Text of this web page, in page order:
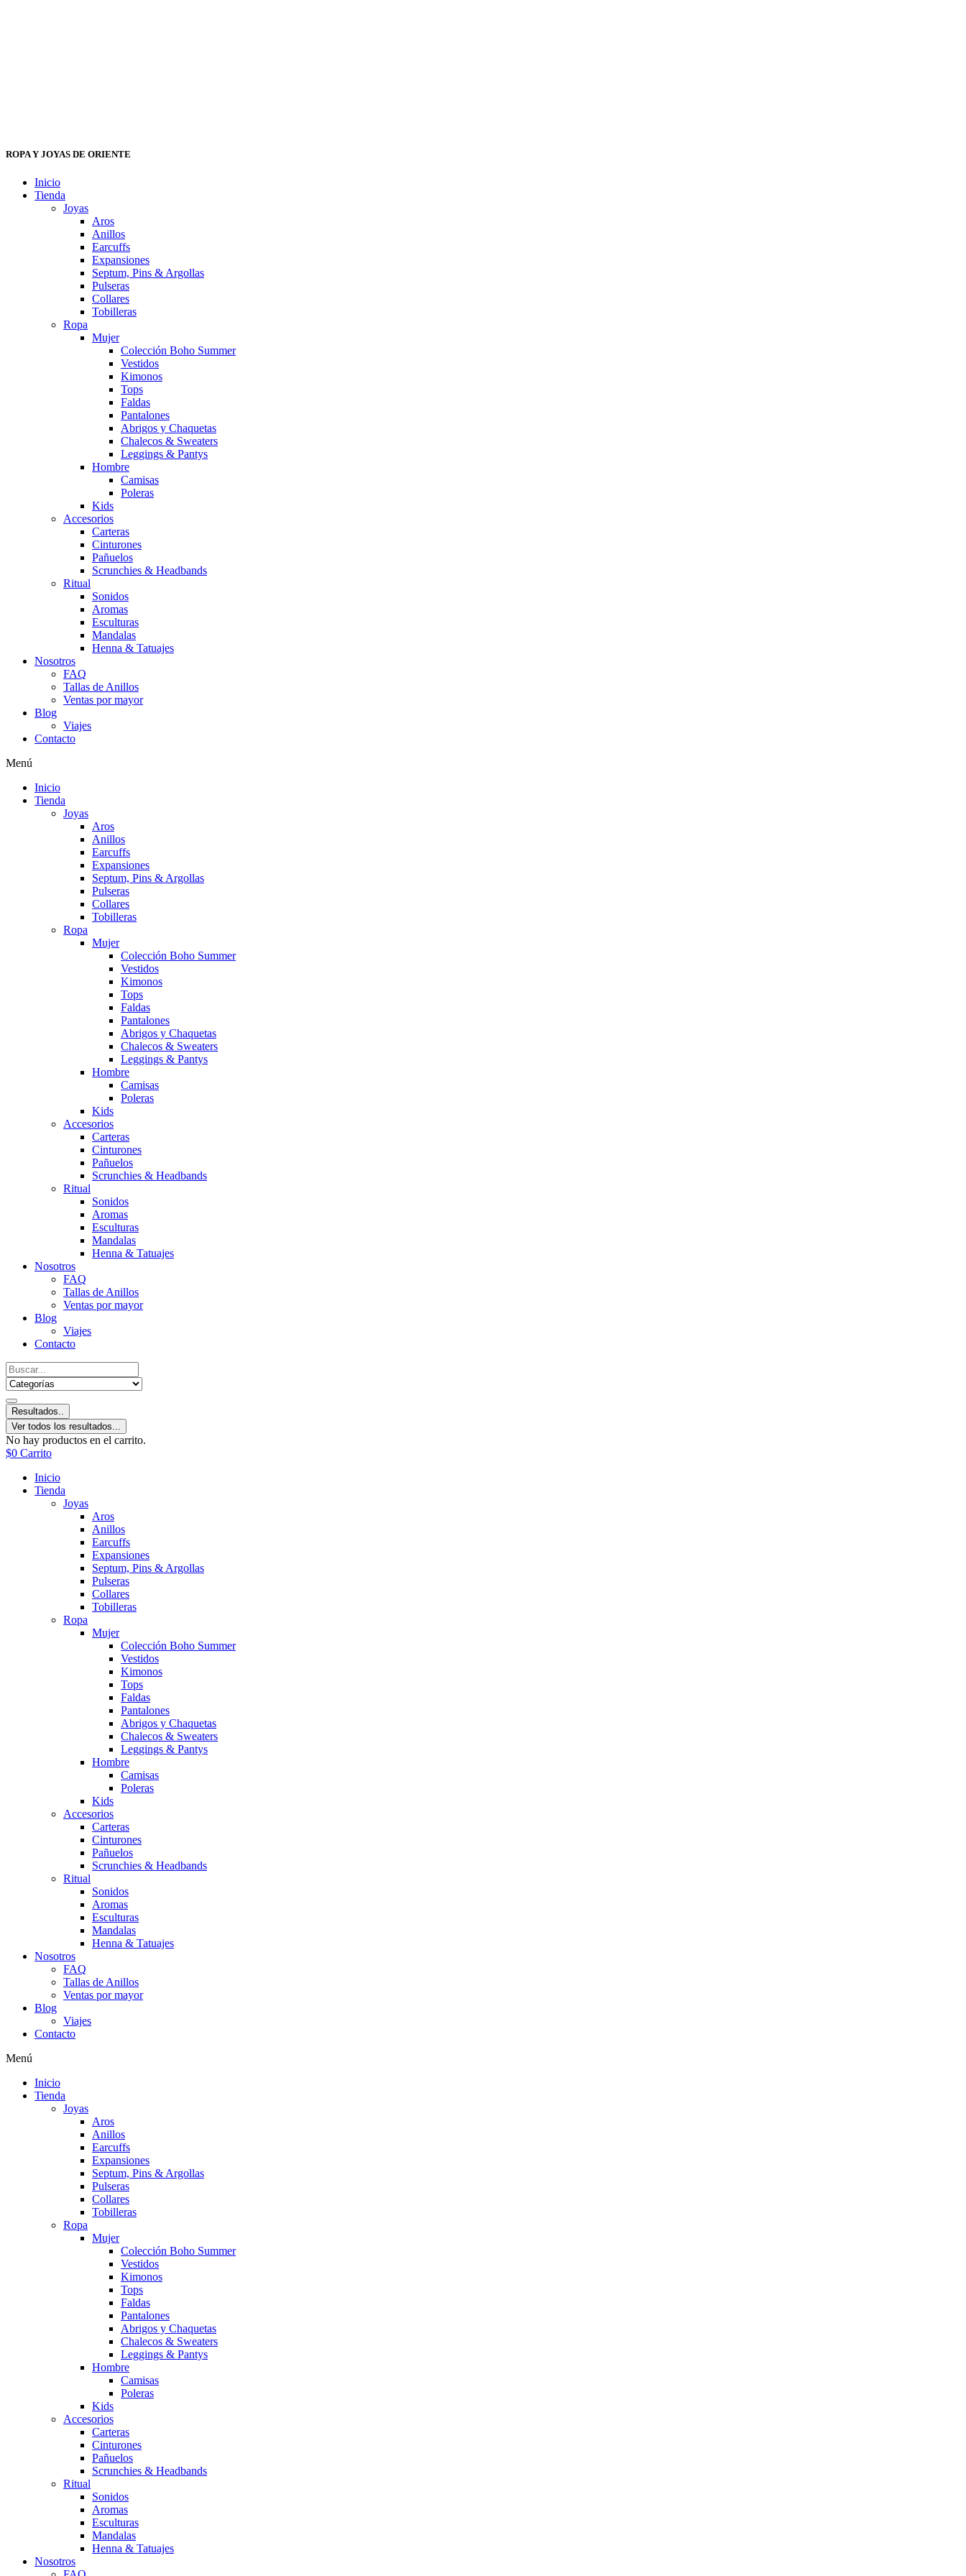
ROPA Y JOYAS DE ORIENTE
Inicio
Tienda
Joyas
Aros
Anillos
Earcuffs
Expansiones
Septum, Pins & Argollas
Pulseras
Collares
Tobilleras
Ropa
Mujer
Colección Boho Summer
Vestidos
Kimonos
Tops
Faldas
Pantalones
Abrigos y Chaquetas
Chalecos & Sweaters
Leggings & Pantys
Hombre
Camisas
Poleras
Kids
Accesorios
Carteras
Cinturones
Pañuelos
Scrunchies & Headbands
Ritual
Sonidos
Aromas
Esculturas
Mandalas
Henna & Tatuajes
Nosotros
FAQ
Tallas de Anillos
Ventas por mayor
Blog
Viajes
Contacto
Menú
Inicio
Tienda
Joyas
Aros
Anillos
Earcuffs
Expansiones
Septum, Pins & Argollas
Pulseras
Collares
Tobilleras
Ropa
Mujer
Colección Boho Summer
Vestidos
Kimonos
Tops
Faldas
Pantalones
Abrigos y Chaquetas
Chalecos & Sweaters
Leggings & Pantys
Hombre
Camisas
Poleras
Kids
Accesorios
Carteras
Cinturones
Pañuelos
Scrunchies & Headbands
Ritual
Sonidos
Aromas
Esculturas
Mandalas
Henna & Tatuajes
Nosotros
FAQ
Tallas de Anillos
Ventas por mayor
Blog
Viajes
Contacto
Resultados..
Ver todos los resultados...
No hay productos en el carrito.
$0 Carrito
Inicio
Tienda
Joyas
Aros
Anillos
Earcuffs
Expansiones
Septum, Pins & Argollas
Pulseras
Collares
Tobilleras
Ropa
Mujer
Colección Boho Summer
Vestidos
Kimonos
Tops
Faldas
Pantalones
Abrigos y Chaquetas
Chalecos & Sweaters
Leggings & Pantys
Hombre
Camisas
Poleras
Kids
Accesorios
Carteras
Cinturones
Pañuelos
Scrunchies & Headbands
Ritual
Sonidos
Aromas
Esculturas
Mandalas
Henna & Tatuajes
Nosotros
FAQ
Tallas de Anillos
Ventas por mayor
Blog
Viajes
Contacto
Menú
Inicio
Tienda
Joyas
Aros
Anillos
Earcuffs
Expansiones
Septum, Pins & Argollas
Pulseras
Collares
Tobilleras
Ropa
Mujer
Colección Boho Summer
Vestidos
Kimonos
Tops
Faldas
Pantalones
Abrigos y Chaquetas
Chalecos & Sweaters
Leggings & Pantys
Hombre
Camisas
Poleras
Kids
Accesorios
Carteras
Cinturones
Pañuelos
Scrunchies & Headbands
Ritual
Sonidos
Aromas
Esculturas
Mandalas
Henna & Tatuajes
Nosotros